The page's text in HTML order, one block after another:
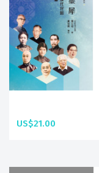
US$21.00